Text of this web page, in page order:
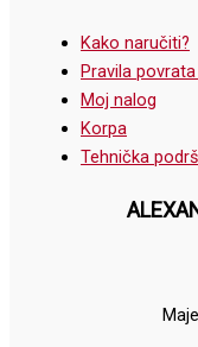
Kako naručiti?
Pravila
Moj nalog
Korpa
Tehnička